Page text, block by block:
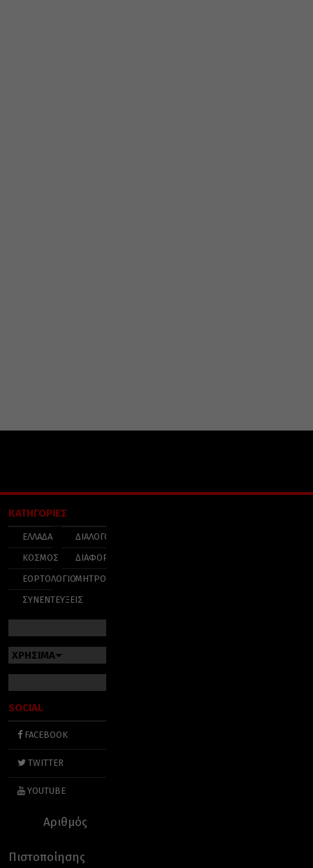
ΚΑΤΗΓΟΡΙΕΣ
ΕΛΛΑΔΑ
ΚΟΣΜΟΣ
ΕΟΡΤΟΛΟΓΙΟ
ΣΥΝΕΝΤΕΥΞΕΙΣ
ΔΙΑΛΟΓΟΣ
ΔΙΑΦΟΡΑ
ΜΗΤΡΟΠΟΛΕΙΣ
ΧΡΗΣΙΜΑ
SOCIAL
FACEBOOK
TWITTER
YOUTUBE
Αριθμός
Πιστοποίησης